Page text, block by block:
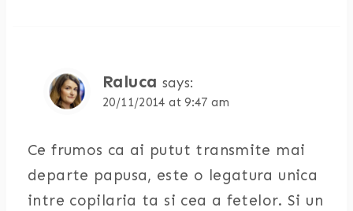
Raluca says:
20/11/2014 at 9:47 am
Ce frumos ca ai putut transmite mai
departe papusa, este o legatura unica
intre copilaria ta si cea a fetelor. Si un